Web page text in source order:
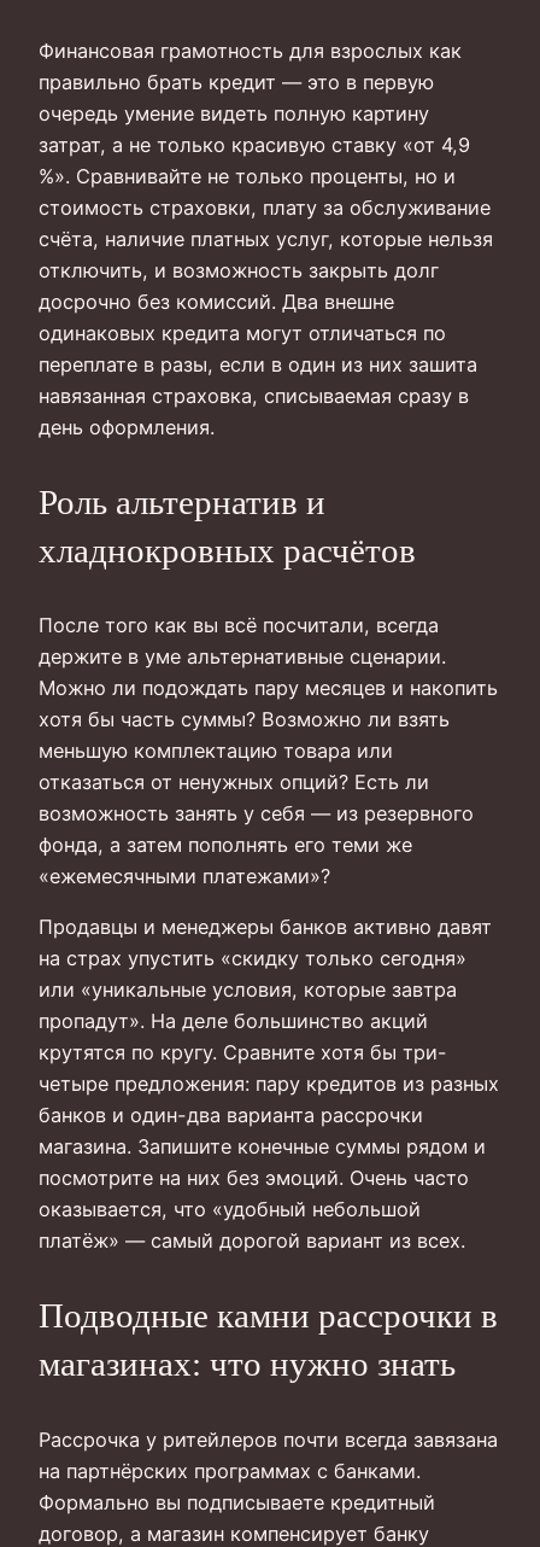
Финансовая грамотность для взрослых как
правильно брать кредит — это в первую
очередь умение видеть полную картину
затрат, а не только красивую ставку «от 4,9
%». Сравнивайте не только проценты, но и
стоимость страховки, плату за обслуживание
счёта, наличие платных услуг, которые нельзя
отключить, и возможность закрыть долг
досрочно без комиссий. Два внешне
одинаковых кредита могут отличаться по
переплате в разы, если в один из них зашита
навязанная страховка, списываемая сразу в
день оформления.
Роль альтернатив и
хладнокровных расчётов
После того как вы всё посчитали, всегда
держите в уме альтернативные сценарии.
Можно ли подождать пару месяцев и накопить
хотя бы часть суммы? Возможно ли взять
меньшую комплектацию товара или
отказаться от ненужных опций? Есть ли
возможность занять у себя — из резервного
фонда, а затем пополнять его теми же
«ежемесячными платежами»?
Продавцы и менеджеры банков активно давят
на страх упустить «скидку только сегодня»
или «уникальные условия, которые завтра
пропадут». На деле большинство акций
крутятся по кругу. Сравните хотя бы три-
четыре предложения: пару кредитов из разных
банков и один-два варианта рассрочки
магазина. Запишите конечные суммы рядом и
посмотрите на них без эмоций. Очень часто
оказывается, что «удобный небольшой
платёж» — самый дорогой вариант из всех.
Подводные камни рассрочки в
магазинах: что нужно знать
Рассрочка у ритейлеров почти всегда завязана
на партнёрских программах с банками.
Формально вы подписываете кредитный
договор, а магазин компенсирует банку